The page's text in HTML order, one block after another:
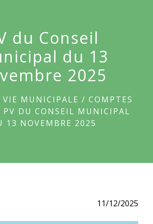
du Conseil
du 13
2025
VIE MUNICIPALE / COMPTES
PV DU CONSEIL MUNICIPAL
13 NOVEMBRE 2025
11/12/2025